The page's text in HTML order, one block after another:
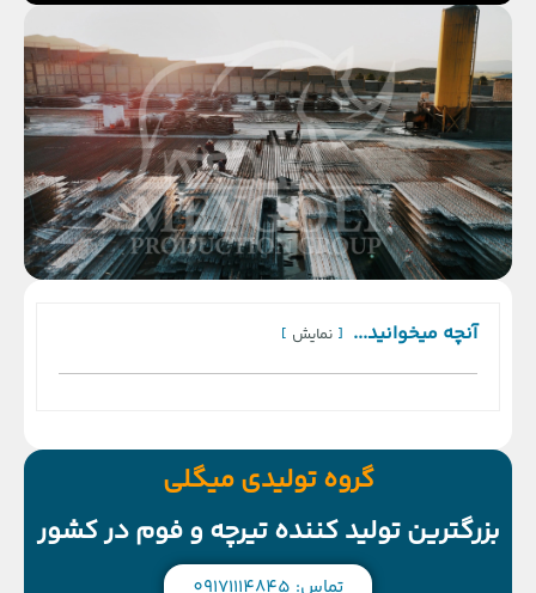
آنچه میخوانید... نمایش
گروه تولیدی میگلی
بزرگترین تولید کننده تیرچه و فوم در کشور
تماس: 09171114845